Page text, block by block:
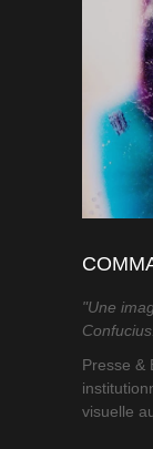
"Une
Confucius.
Presse &
visuelle